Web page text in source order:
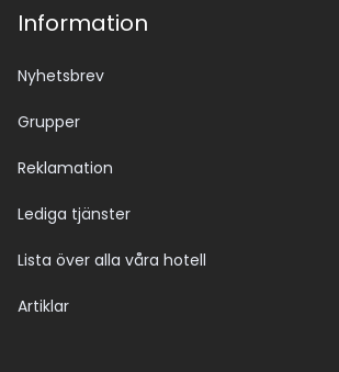
Information
Nyhetsbrev
Grupper
Reklamation
Lediga tjänster
Lista över alla våra hotell
Artiklar